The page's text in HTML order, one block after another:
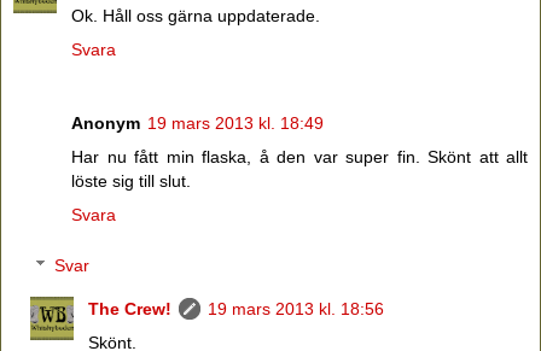
Ok. Håll oss gärna uppdaterade.
Svara
Anonym 19 mars 2013 kl. 18:49
Har nu fått min flaska, å den var super fin. Skönt att allt
löste sig till slut.
Svara
Svar
The Crew!
19 mars 2013 kl. 18:56
Skönt.